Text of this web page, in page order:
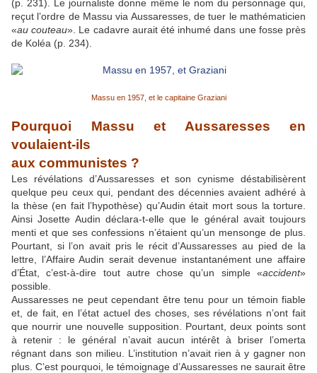
(p. 231). Le journaliste donne même le nom du personnage qui,
reçut l’ordre de Massu via Aussaresses, de tuer le mathématicien
«au couteau». Le cadavre aurait été inhumé dans une fosse près
de Koléa (p. 234).
Massu en 1957, et le capitaine Graziani
Pourquoi Massu et Aussaresses en
voulaient-ils
aux communistes ?
Les révélations d’Aussaresses et son cynisme déstabilisèrent
quelque peu ceux qui, pendant des décennies avaient adhéré à
la thèse (en fait l’hypothèse) qu’Audin était mort sous la torture.
Ainsi Josette Audin déclara-t-elle que le général avait toujours
menti et que ses confessions n’étaient qu’un mensonge de plus.
Pourtant, si l’on avait pris le récit d’Aussaresses au pied de la
lettre, l’Affaire Audin serait devenue instantanément une affaire
d’État, c’est-à-dire tout autre chose qu’un simple «accident»
possible.
Aussaresses ne peut cependant être tenu pour un témoin fiable
et, de fait, en l’état actuel des choses, ses révélations n’ont fait
que nourrir une nouvelle supposition. Pourtant, deux points sont
à retenir : le général n’avait aucun intérêt à briser l’omerta
régnant dans son milieu. L’institution n’avait rien à y gagner non
plus. C’est pourquoi, le témoignage d’Aussaresses ne saurait être